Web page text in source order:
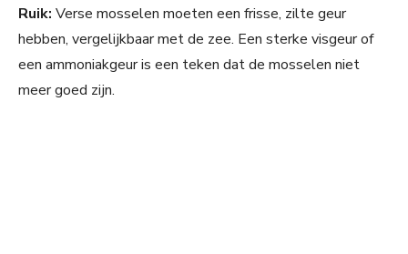
Ruik: Verse mosselen moeten een frisse, zilte geur
hebben, vergelijkbaar met de zee. Een sterke visgeur of
een ammoniakgeur is een teken dat de mosselen niet
meer goed zijn.